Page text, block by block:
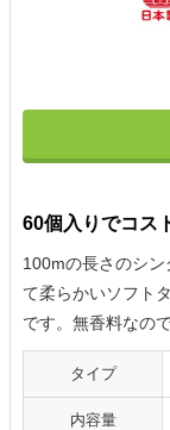
60個入りでコス
100mの長さのシ
て柔らかいソフト
です。無香料なの
タイプ
内容量